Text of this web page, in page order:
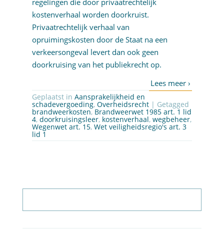
regelingen die door privaatrechtelijk
kostenverhaal worden doorkruist.
Privaatrechtelijk verhaal van
opruimingskosten door de Staat na een
verkeersongeval levert dan ook geen
doorkruising van het publiekrecht op.
Geplaatst in Aansprakelijkheid en
schadevergoeding, Overheidsrecht | Getagged
brandweerkosten, Brandweerwet 1985 art. 1 lid
4, doorkruisingsleer, kostenverhaal, wegbeheer,
Wegenwet art. 15, Wet veiligheidsregio's art. 3
lid 1